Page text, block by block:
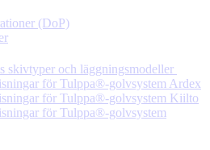
(DoP)
skivtyper och läggningsmodeller
för Tulppa®-golvsystem Ardex
för Tulppa®-golvsystem Kiilto
för Tulppa®-golvsystem